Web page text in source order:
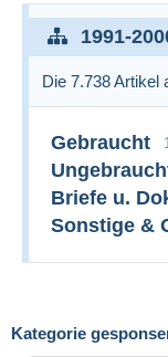
Kategorie
1991-
Die 7.738 Artikel
Gebraucht
Briefe u.
Sonstige &